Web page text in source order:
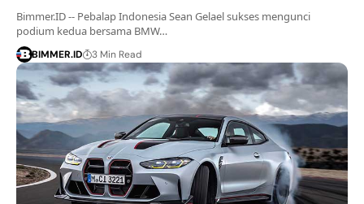
Bimmer.ID -- Pebalap Indonesia Sean Gelael sukses mengunci
podium kedua bersama BMW…
BIMMER.ID 3 Min Read